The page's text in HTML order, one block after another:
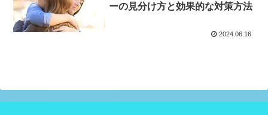
ーの見分け方と効果的な対策方法
2024.06.16